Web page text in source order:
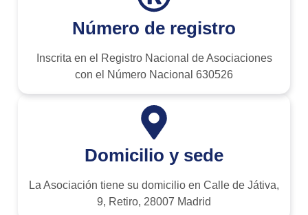
Número de registro
Inscrita en el Registro Nacional de Asociaciones
con el Número Nacional 630526
Domicilio y sede
La Asociación tiene su domicilio en Calle de Játiva,
9, Retiro, 28007 Madrid